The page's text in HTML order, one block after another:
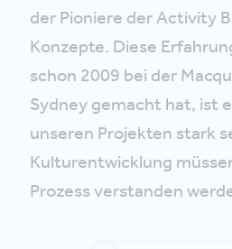
der Pioniere der Activity
Konzepte. Diese
schon 2009 bei der
Sydney gemacht hat, ist
unseren Projekten stark
Kulturentwicklung
Prozess verstanden